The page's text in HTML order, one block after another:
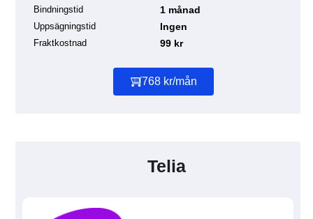
Bindningstid 1 månad
Uppsägningstid Ingen
Fraktkostnad 99 kr
768 kr/mån
Telia